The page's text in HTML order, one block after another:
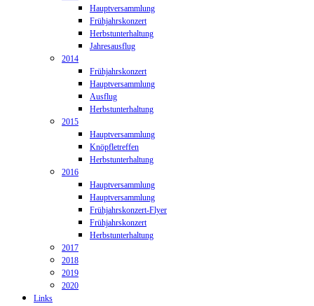
Hauptversammlung
Frühjahrskonzert
Herbstunterhaltung
Jahresausflug
2014
Frühjahrskonzert
Hauptversammlung
Ausflug
Herbstunterhaltung
2015
Hauptversammlung
Knöpfletreffen
Herbstunterhaltung
2016
Hauptversammlung
Hauptversammlung
Frühjahrskonzert-Flyer
Frühjahrskonzert
Herbstunterhaltung
2017
2018
2019
2020
Links